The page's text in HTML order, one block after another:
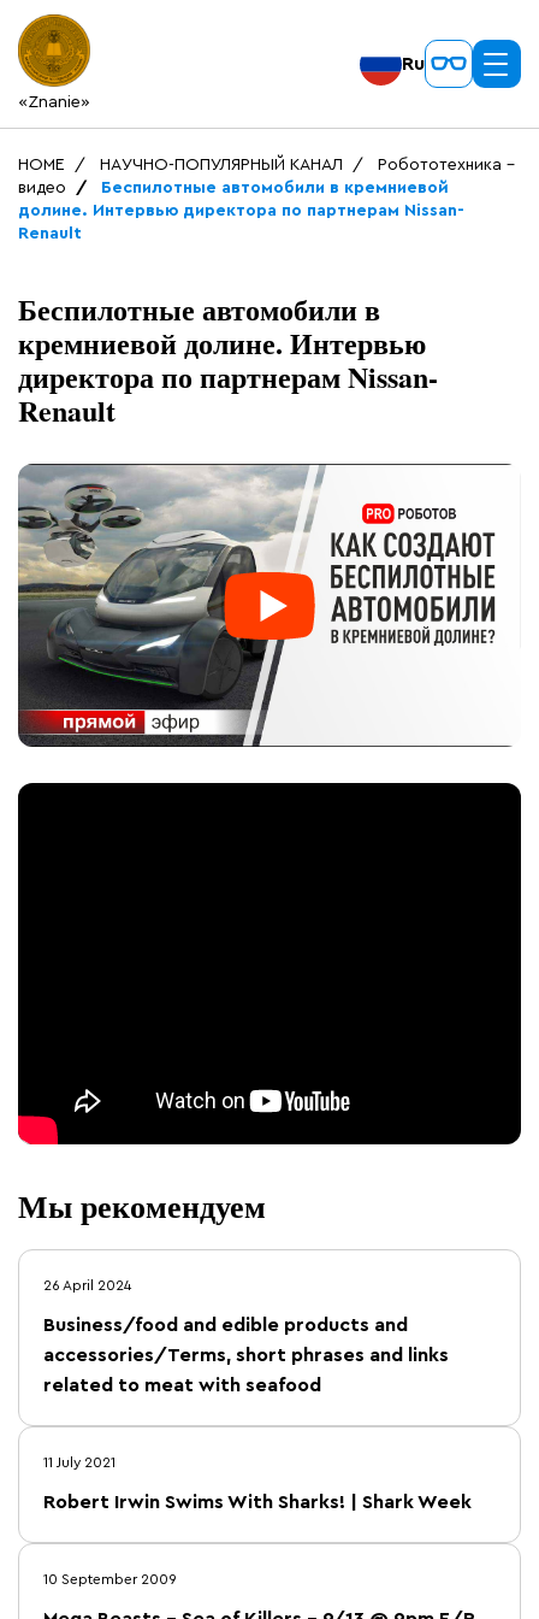
«Znanie»
Ru
HOME НАУЧНО-ПОПУЛЯРНЫЙ КАНАЛ
Робототехника -
видео
Беспилотные автомобили в кремниевой
долине. Интервью директора по партнерам Nissan-
Renault
Беспилотные автомобили в
кремниевой долине. Интервью
директора по партнерам Nissan-
Renault
Мы рекомендуем
26 April 2024
Business/food and edible products and
accessories/Terms, short phrases and links
related to meat with seafood
11 July 2021
Robert Irwin Swims With Sharks! | Shark Week
10 September 2009